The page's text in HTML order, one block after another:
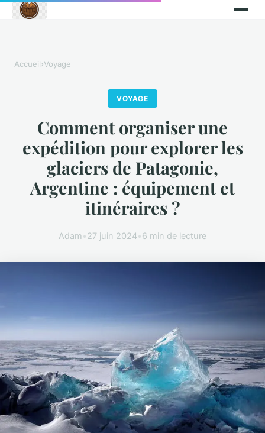
Accueil›Voyage
VOYAGE
Comment organiser une
expédition pour explorer les
glaciers de Patagonie,
Argentine : équipement et
itinéraires ?
Adam•27 juin 2024•6 min de lecture